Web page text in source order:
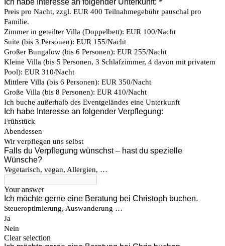
Ich habe Interesse an folgender Unterkunft: *
Preis pro Nacht, zzgl. EUR 400 Teilnahmegebühr pauschal pro
Familie.
Zimmer in geteilter Villa (Doppelbett): EUR 100/Nacht
Suite (bis 3 Personen): EUR 155/Nacht
Großer Bungalow (bis 6 Personen): EUR 255/Nacht
Kleine Villa (bis 5 Personen, 3 Schlafzimmer, 4 davon mit privatem
Pool): EUR 310/Nacht
Mittlere Villa (bis 6 Personen): EUR 350/Nacht
Große Villa (bis 8 Personen): EUR 410/Nacht
Ich buche außerhalb des Eventgeländes eine Unterkunft
Ich habe Interesse an folgender Verpflegung:
Frühstück
Abendessen
Wir verpflegen uns selbst
Falls du Verpflegung wünschst – hast du spezielle
Wünsche?
Vegetarisch, vegan, Allergien, …
Your answer
Ich möchte gerne eine Beratung bei Christoph buchen.
Steueroptimierung, Auswanderung …
Ja
Nein
Clear selection